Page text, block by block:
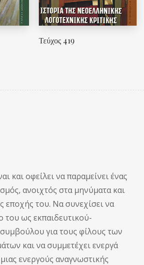
Τεύχος 419
και οφείλει να παραμείνει ένας
ανοιχτός στα μηνύματα και
εποχής του. Να συνεχίσει να
του ως εκπαιδευτικού-
για τους φίλους των
και να συμμετέχει ενεργά
ενεργούς αναγνωστικής